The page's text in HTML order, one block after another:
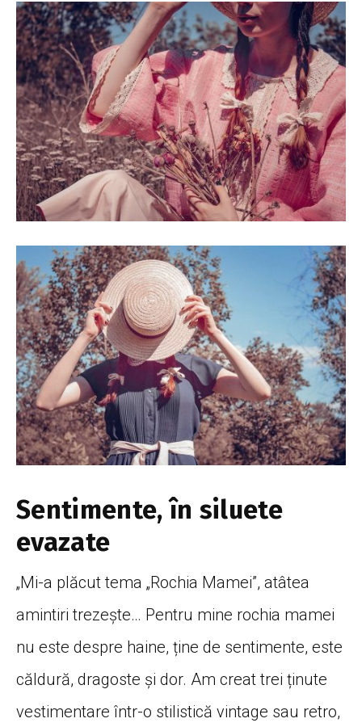
Sentimente, în siluete
evazate
„Mi-a plăcut tema „Rochia Mamei”, atâtea
amintiri trezește… Pentru mine rochia mamei
nu este despre haine, ține de sentimente, este
căldură, dragoste și dor. Am creat trei ținute
vestimentare într-o stilistică vintage sau retro,